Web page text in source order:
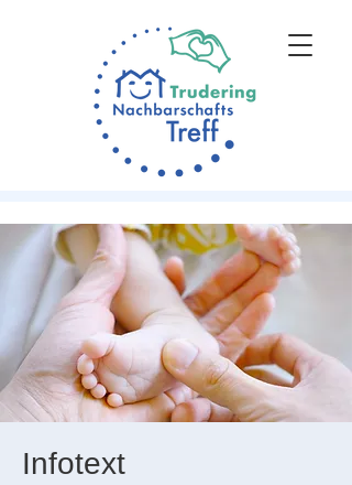
Infotext